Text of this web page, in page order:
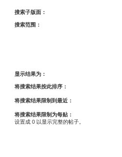
搜索子版面：
搜索范围：
显示结果为：
将搜索结果按此排序：
将搜索结果限制到最近：
将搜索结果限制为每贴：
设置成 0 以显示完整的帖子。